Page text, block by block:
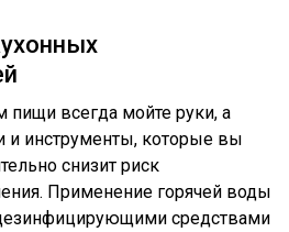
пищи всегда мойте руки, а
и инструменты, которые вы
снизит риск
Применение горячей воды
средствами